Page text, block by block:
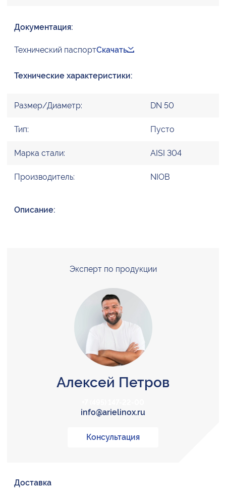
Документация:
Технический паспортСкачать
Технические характеристики:
Размер/Диаметр: DN 50
Тип: Пусто
Марка стали: AISI 304
Производитель: NIOB
Описание:
Эксперт по продукции
Алексей Петров
info@arielinox.ru
Консультация
Доставка